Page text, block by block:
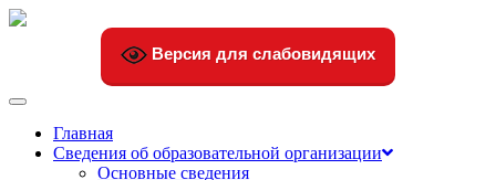
Версия для слабовидящих
Переключить
навигацииГлавная
Сведения об образовательной организации
Основные сведения